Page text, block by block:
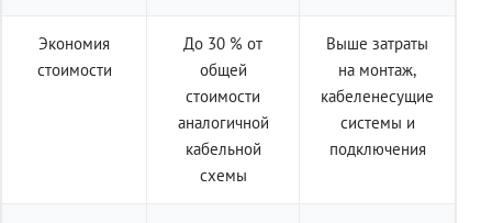
Экономия
стоимости
До 30 % от
общей
стоимости
аналогичной
кабельной
схемы
Выше затраты
на монтаж,
кабеленесущие
системы и
подключения